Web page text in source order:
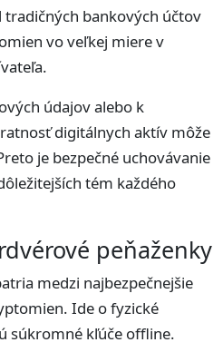
bankových účtov
vo veľkej miere v
údajov alebo k
digitálnych aktív môže
je bezpečné uchovávanie
tém každého
peňaženky
medzi najbezpečnejšie
Ide o fyzické
súkromné kľúče offline.